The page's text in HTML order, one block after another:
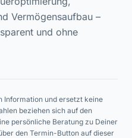
Vermögensaufbau –
und ohne
Information und ersetzt keine
beziehen sich auf den
persönliche Beratung zu Deiner
den Termin-Button auf dieser